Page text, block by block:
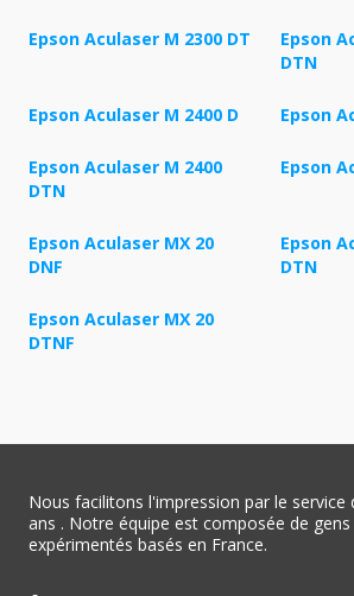
Epson Aculaser M 2300 DT
Epson
DTN
Epson Aculaser M 2400 D Epson
Epson Aculaser M 2400
DTN
Epson
Epson Aculaser MX 20
DNF
Epson
DTN
Epson Aculaser MX 20
DTNF
Nous facilitons l'impression par le service
ans . Notre équipe est composée de
expérimentés basés en France.